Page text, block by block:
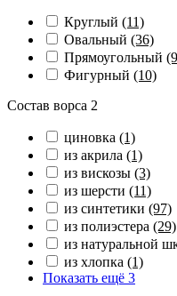
Круглый (11)
Овальный (36)
Прямоугольный
Фигурный (10)
Состав ворса 2
циновка (1)
из акрила (1)
из вискозы (3)
из шерсти (11)
из синтетики (97)
из полиэстера (29)
из натуральной
из хлопка (1)
Показать ещё 3